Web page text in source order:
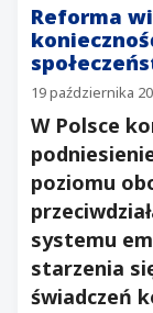
Reforma
19 października
W Polsce
poziomu
systemu
starzenia
świadczeń